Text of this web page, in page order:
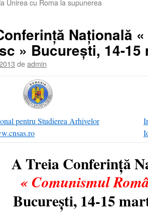
Unirea cu Roma la supunerea
Naţională
» Bucureşti, 14-15
deadmin
pentru Studierea Arhivelor
A Treia Conferinţă
« Comunismul
Bucureşti, 14-15